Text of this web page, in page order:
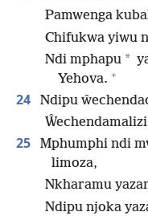
Pamwenga
Chifukwa yiwu
Ndi mphapu *
Yehova. +
24
Ndipu
25
Mphumphi ndi
limoza,
Nkharamu
Ndipu njoka